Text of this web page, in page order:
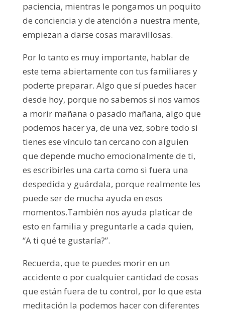
paciencia, mientras le pongamos un poquito
de conciencia y de atención a nuestra mente,
empiezan a darse cosas maravillosas.
Por lo tanto es muy importante, hablar de
este tema abiertamente con tus familiares y
poderte preparar. Algo que sí puedes hacer
desde hoy, porque no sabemos si nos vamos
a morir mañana o pasado mañana, algo que
podemos hacer ya, de una vez, sobre todo si
tienes ese vínculo tan cercano con alguien
que depende mucho emocionalmente de ti,
es escribirles una carta como si fuera una
despedida y guárdala, porque realmente les
puede ser de mucha ayuda en esos
momentos.También nos ayuda platicar de
esto en familia y preguntarle a cada quien,
“A ti qué te gustaría?”.
Recuerda, que te puedes morir en un
accidente o por cualquier cantidad de cosas
que están fuera de tu control, por lo que esta
meditación la podemos hacer con diferentes